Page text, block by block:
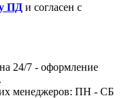
ПД и согласен с
24/7 - оформление
менеджеров: ПН - СБ